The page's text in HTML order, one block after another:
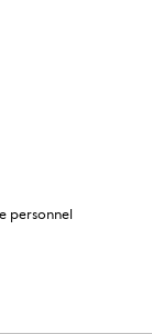
personnel